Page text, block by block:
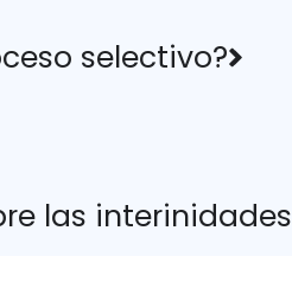
selectivo?
las interinidades